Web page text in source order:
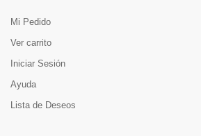
Mi Pedido
Ver carrito
Iniciar Sesión
Ayuda
Lista de Deseos